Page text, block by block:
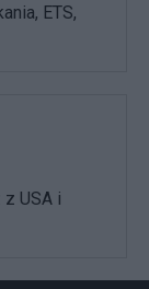
ETS,
z USA i